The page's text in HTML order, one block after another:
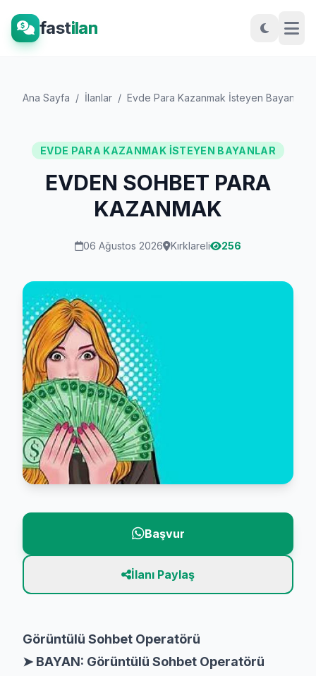
fastilan
Ana Sayfa / İlanlar / Evde Para Kazanmak İsteyen Bayanlar
EVDE PARA KAZANMAK İSTEYEN BAYANLAR
EVDEN SOHBET PARA
KAZANMAK
06 Ağustos 2026 Kırklareli 256
Başvur
İlanı Paylaş
Görüntülü Sohbet Operatörü
➤ BAYAN: Görüntülü Sohbet Operatörü